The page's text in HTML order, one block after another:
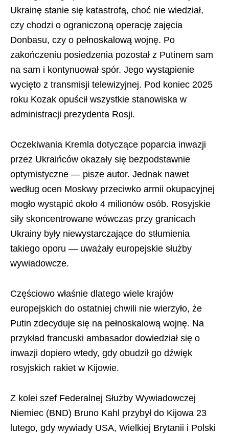
Ukrainę stanie się katastrofą, choć nie wiedział,
czy chodzi o ograniczoną operację zajęcia
Donbasu, czy o pełnoskalową wojnę. Po
zakończeniu posiedzenia pozostał z Putinem sam
na sam i kontynuował spór. Jego wystąpienie
wycięto z transmisji telewizyjnej. Pod koniec 2025
roku Kozak opuścił wszystkie stanowiska w
administracji prezydenta Rosji.
Oczekiwania Kremla dotyczące poparcia inwazji
przez Ukraińców okazały się bezpodstawnie
optymistyczne — pisze autor. Jednak nawet
według ocen Moskwy przeciwko armii okupacyjnej
mogło wystąpić około 4 milionów osób. Rosyjskie
siły skoncentrowane wówczas przy granicach
Ukrainy były niewystarczające do stłumienia
takiego oporu — uważały europejskie służby
wywiadowcze.
Częściowo właśnie dlatego wiele krajów
europejskich do ostatniej chwili nie wierzyło, że
Putin zdecyduje się na pełnoskalową wojnę. Na
przykład francuski ambasador dowiedział się o
inwazji dopiero wtedy, gdy obudził go dźwięk
rosyjskich rakiet w Kijowie.
Z kolei szef Federalnej Służby Wywiadowczej
Niemiec (BND) Bruno Kahl przybył do Kijowa 23
lutego, gdy wywiady USA, Wielkiej Brytanii i Polski